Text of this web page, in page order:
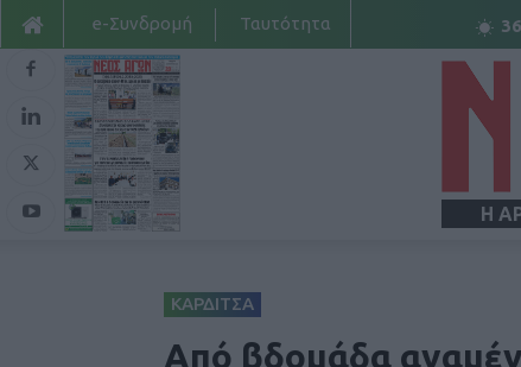
e-Συνδρομή Ταυτότητα
Η
ΚΑΡΔΙΤΣΑ
Από βδομάδα